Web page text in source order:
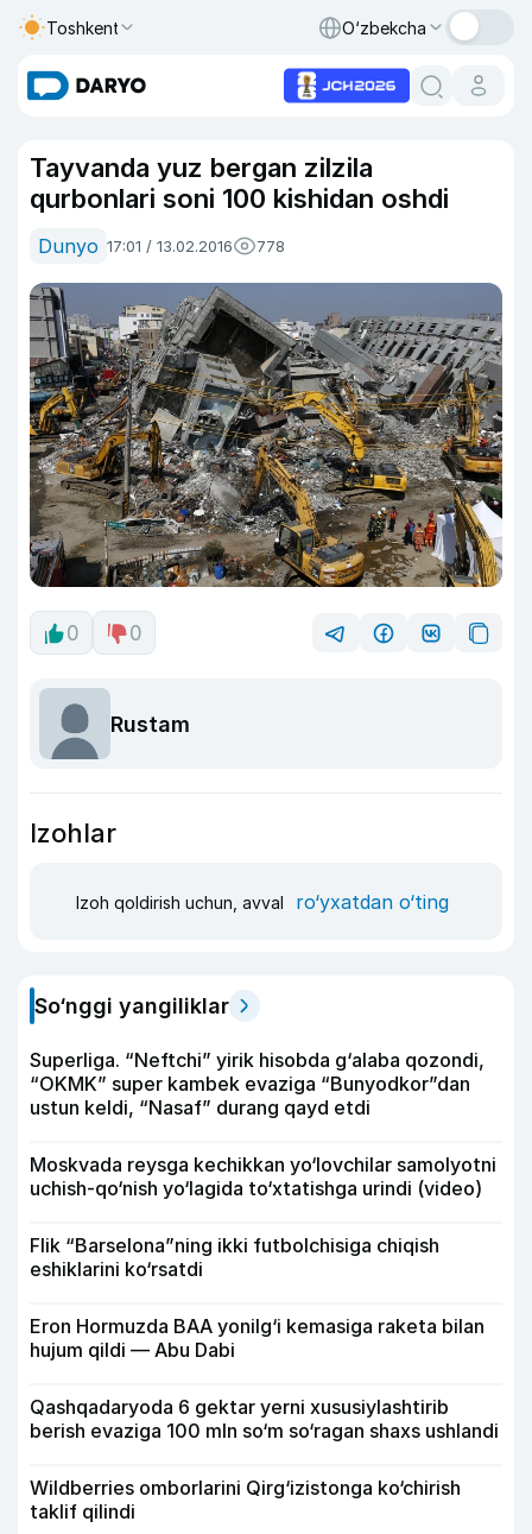
Toshkent O‘zbekcha
Tayvanda yuz bergan zilzila
qurbonlari soni 100 kishidan oshdi
Dunyo 17:01 / 13.02.2016 778
0 0
Rustam
Izohlar
Izoh qoldirish uchun, avval ro‘yxatdan o‘ting
So‘nggi yangiliklar
Superliga. “Neftchi” yirik hisobda g‘alaba qozondi,
“OKMK” super kambek evaziga “Bunyodkor”dan
ustun keldi, “Nasaf” durang qayd etdi
Moskvada reysga kechikkan yo‘lovchilar samolyotni
uchish-qo‘nish yo‘lagida to‘xtatishga urindi (video)
Flik “Barselona”ning ikki futbolchisiga chiqish
eshiklarini ko‘rsatdi
Eron Hormuzda BAA yonilg‘i kemasiga raketa bilan
hujum qildi — Abu Dabi
Qashqadaryoda 6 gektar yerni xususiylashtirib
berish evaziga 100 mln so‘m so‘ragan shaxs ushlandi
Wildberries omborlarini Qirg‘izistonga ko‘chirish
taklif qilindi